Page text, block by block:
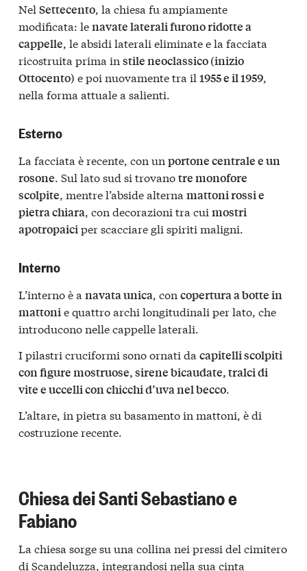
Nel Settecento, la chiesa fu ampiamente
modificata: lenavate laterali furono ridotte a
cappelle, le absidi laterali eliminate e la facciata
ricostruita prima in stile neoclassico (inizio
Ottocento) e poi nuovamente tra il 1955 e il 1959,
nella forma attuale a salienti.
Esterno
La facciata è recente, con un portone centrale e un
rosone. Sul lato sud si trovanotre monofore
scolpite, mentre l’abside alterna mattoni rossi e
pietra chiara, con decorazioni tra cui mostri
apotropaiciper scacciare gli spiriti maligni.
Interno
L’interno è a navata unica, con copertura a botte in
mattonie quattro archi longitudinali per lato, che
introducono nelle cappelle laterali.
I pilastri cruciformi sono ornati da capitelli scolpiti
con figure mostruose, sirene bicaudate, tralci di
vite e uccelli con chicchi d’uva nel becco.
L’altare, in pietra su basamento in mattoni, è di
costruzione recente.
Chiesa dei Santi Sebastiano e
Fabiano
La chiesa sorge su una collina nei pressi del cimitero
di Scandeluzza, integrandosi nella sua cinta